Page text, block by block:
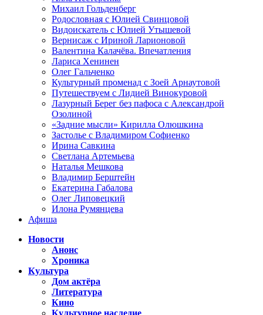
Михаил Гольденберг
Родословная с Юлией Свинцовой
Видоискатель с Юлией Утышевой
Вернисаж с Ириной Ларионовой
Валентина Калачёва. Впечатления
Лариса Хенинен
Олег Гальченко
Культурный променад с Зоей Арнаутовой
Путешествуем с Лидией Винокуровой
Лазурный Берег без пафоса с Александрой
Озолиной
«Задние мысли» Кирилла Олюшкина
Застолье с Владимиром Софиенко
Ирина Савкина
Светлана Артемьева
Наталья Мешкова
Владимир Берштейн
Екатерина Габалова
Олег Липовецкий
Илона Румянцева
Афиша
Новости
Анонс
Хроника
Культура
Дом актёра
Литература
Кино